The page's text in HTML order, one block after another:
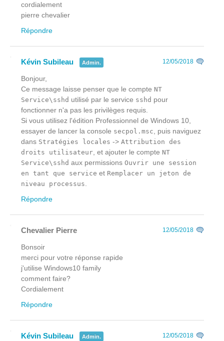
cordialement
pierre chevalier
Répondre
Kévin Subileau Admin. 12/05/2018
Bonjour,
Ce message laisse penser que le compte NT
Service\sshd utilisé par le service sshd pour
fonctionner n'a pas les privilèges requis.
Si vous utilisez l'édition Professionnel de Windows 10,
essayer de lancer la console secpol.msc, puis naviguez
dans Stratégies locales -> Attribution des
droits utilisateur, et ajouter le compte NT
Service\sshd aux permissions Ouvrir une session
en tant que service et Remplacer un jeton de
niveau processus.
Répondre
Chevalier Pierre 12/05/2018
Bonsoir
merci pour votre réponse rapide
j'utilise Windows10 family
comment faire?
Cordialement
Répondre
Kévin Subileau Admin. 12/05/2018